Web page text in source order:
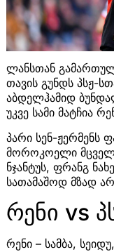
ლანსთან გამართულ
თავის გუნდს პსჟ-
აბდელჰამიდ
უკვე სამი მატჩია
პარი სენ-ჟერმენს
მოროკოელი
ნჯანტუს, ფრანგ
სათამაშოდ მზად
რენი vs
რენი – სამბა,